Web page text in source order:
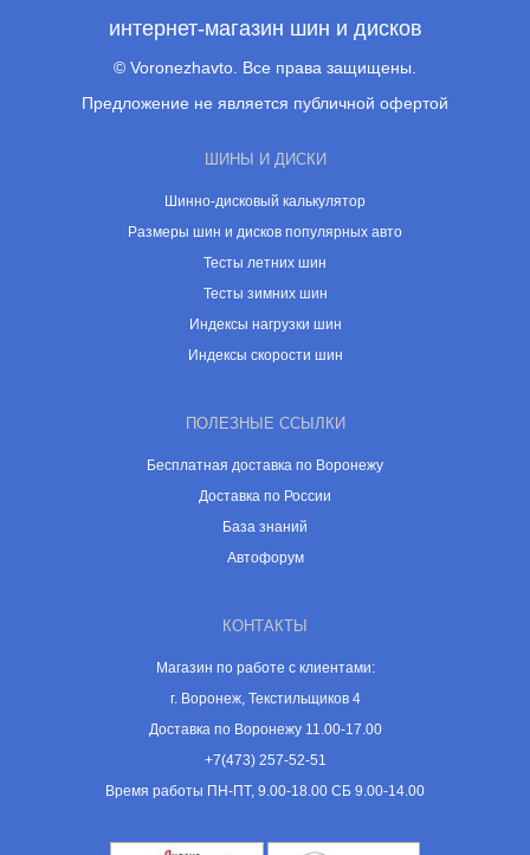
интернет-магазин шин и дисков
© Voronezhavto. Все права защищены.
Предложение не является публичной офертой
ШИНЫ И ДИСКИ
Шинно-дисковый калькулятор
Размеры шин и дисков популярных авто
Тесты летних шин
Тесты зимних шин
Индексы нагрузки шин
Индексы скорости шин
ПОЛЕЗНЫЕ ССЫЛКИ
Бесплатная доставка по Воронежу
Доставка по России
База знаний
Автофорум
КОНТАКТЫ
Магазин по работе с клиентами:
г. Воронеж, Текстильщиков 4
Доставка по Воронежу 11.00-17.00
+7(473) 257-52-51
Время работы ПН-ПТ, 9.00-18.00 СБ 9.00-14.00